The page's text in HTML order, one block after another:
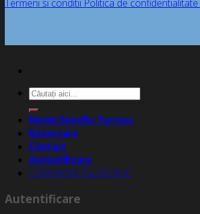
Termeni si conditii Politica de confidentialitate
Caută
după:
Meniu Specific Turcesc
Rezervare
Contact
Autentificare
COMANDĂ TELEFONIC
Autentificare